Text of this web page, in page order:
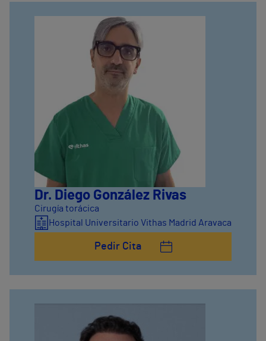
Dr. Diego González Rivas
Cirugía torácica
Hospital Universitario Vithas Madrid Aravaca
Pedir Cita